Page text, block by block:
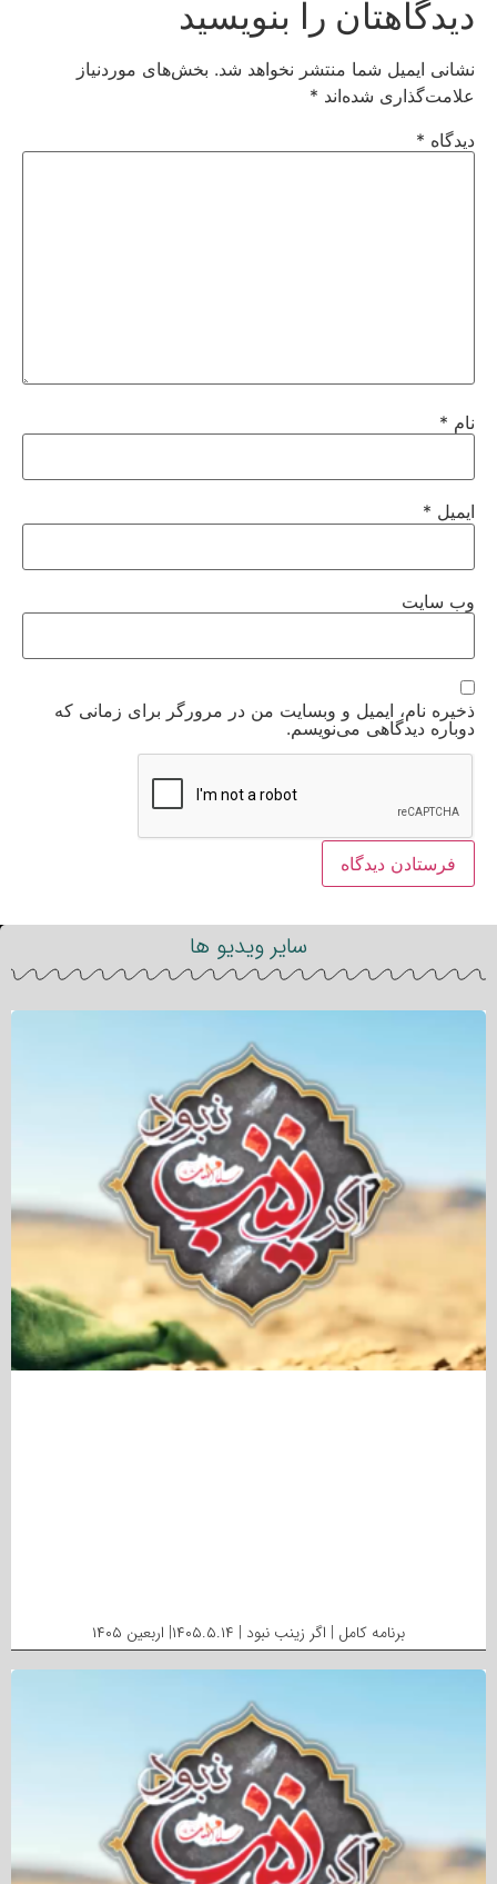
دیدگاهتان را بنویسید
نشانی ایمیل شما منتشر نخواهد شد. بخش‌های موردنیاز
علامت‌گذاری شده‌اند *
دیدگاه *
نام *
ایمیل *
وب‌ سایت
ذخیره نام، ایمیل و وبسایت من در مرورگر برای زمانی که
دوباره دیدگاهی می‌نویسم.
سایر ویدیو ها
برنامه کامل | اگر زینب نبود | ۱۴۰۵.۵.۱۴| اربعین ۱۴۰۵